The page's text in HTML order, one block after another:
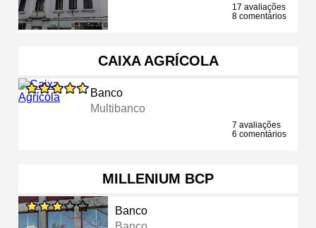
17 avaliações
8 comentários
CAIXA AGRÍCOLA
Banco
Multibanco
7 avaliações
6 comentários
MILLENIUM BCP
Banco